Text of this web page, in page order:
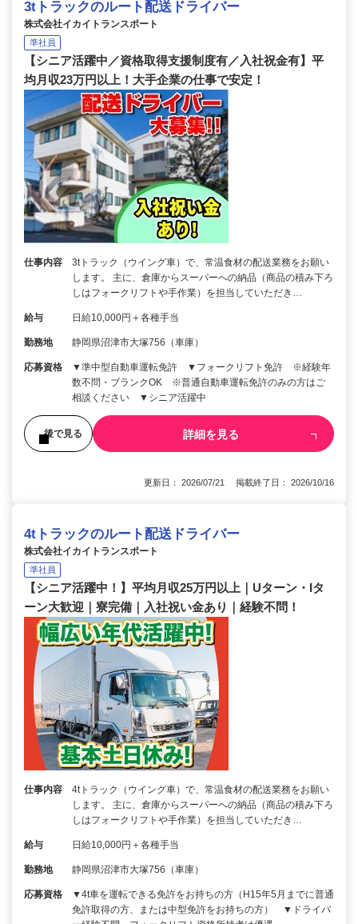
3tトラックのルート配送ドライバー
株式会社イカイトランスポート
準社員
【シニア活躍中／資格取得支援制度有／入社祝金有】平
均月収23万円以上！大手企業の仕事で安定！
仕事内容
3tトラック（ウイング車）で、常温食材の配送業務をお願い
します。 主に、倉庫からスーパーへの納品（商品の積み下ろ
しはフォークリフトや手作業）を担当していただき…
給与 日給10,000円＋各種手当
勤務地 静岡県沼津市大塚756（車庫）
応募資格
▼準中型自動車運転免許 ▼フォークリフト免許 ※経験年
数不問・ブランクOK ※普通自動車運転免許のみの方はご
相談ください ▼シニア活躍中
後で見る 詳細を見る
更新日： 2026/07/21 掲載終了日： 2026/10/16
4tトラックのルート配送ドライバー
株式会社イカイトランスポート
準社員
【シニア活躍中！】平均月収25万円以上｜Uターン・Iタ
ーン大歓迎｜寮完備｜入社祝い金あり｜経験不問！
仕事内容
4tトラック（ウイング車）で、常温食材の配送業務をお願い
します。 主に、倉庫からスーパーへの納品（商品の積み下ろ
しはフォークリフトや手作業）を担当していただき…
給与 日給10,000円＋各種手当
勤務地 静岡県沼津市大塚756（車庫）
応募資格
▼4t車を運転できる免許をお持ちの方（H15年5月までに普通
免許取得の方、または中型免許をお持ちの方） ▼ドライバ